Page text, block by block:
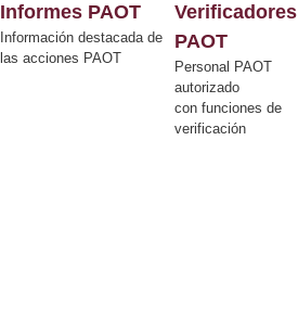
Informes PAOT
Información destacada de
las acciones PAOT
Verificadores
PAOT
Personal PAOT
autorizado
con funciones de
verificación